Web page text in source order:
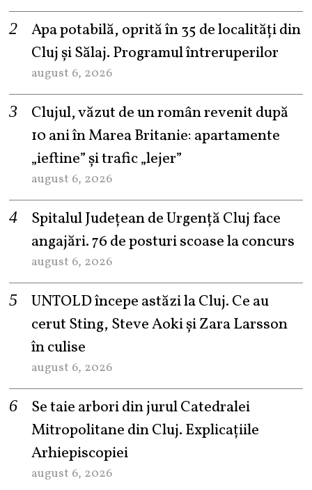
Apa potabilă, oprită în 35 de localități din
Cluj și Sălaj. Programul întreruperilor
august 6, 2026
Clujul, văzut de un român revenit după
10 ani în Marea Britanie: apartamente
„ieftine” și trafic „lejer”
august 6, 2026
Spitalul Județean de Urgență Cluj face
angajări. 76 de posturi scoase la concurs
august 6, 2026
UNTOLD începe astăzi la Cluj. Ce au
cerut Sting, Steve Aoki și Zara Larsson
în culise
august 6, 2026
Se taie arbori din jurul Catedralei
Mitropolitane din Cluj. Explicațiile
Arhiepiscopiei
august 6, 2026